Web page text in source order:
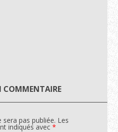
COMMENTAIRE
pas publiée. Les
indiqués avec *